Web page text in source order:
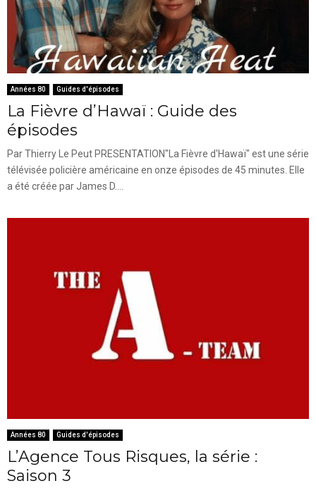
Années 80 Guides d'épisodes
La Fièvre d’Hawaï : Guide des
épisodes
Par Thierry Le Peut PRESENTATION"La Fièvre d'Hawaï" est une série
télévisée policière américaine en onze épisodes de 45 minutes. Elle
a été créée par James D....
Années 80 Guides d'épisodes
L’Agence Tous Risques, la série :
Saison 3